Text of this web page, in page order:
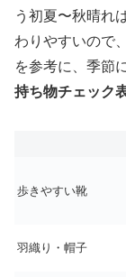
う初夏〜秋晴れ
わりやすいので
を参考に、季節
持ち物チェック
歩きやすい靴
羽織り・帽子